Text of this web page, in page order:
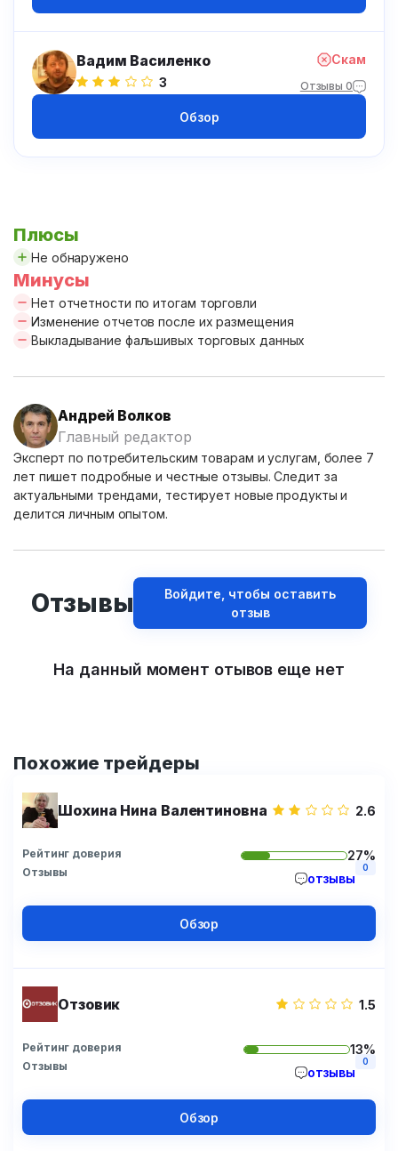
Вадим Василенко
3
Скам
Отзывы 0
Обзор
Плюсы
Не обнаружено
Минусы
Нет отчетности по итогам торговли
Изменение отчетов после их размещения
Выкладывание фальшивых торговых данных
Андрей Волков
Главный редактор
Эксперт по потребительским товарам и услугам, более 7
лет пишет подробные и честные отзывы. Следит за
актуальными трендами, тестирует новые продукты и
делится личным опытом.
Отзывы
Войдите, чтобы оставить
отзыв
На данный момент отывов еще нет
Похожие трейдеры
Шохина Нина Валентиновна 2.6
Рейтинг доверия 27%
Отзывы отзывы
0
Обзор
Отзовик 1.5
Рейтинг доверия 13%
Отзывы отзывы
0
Обзор